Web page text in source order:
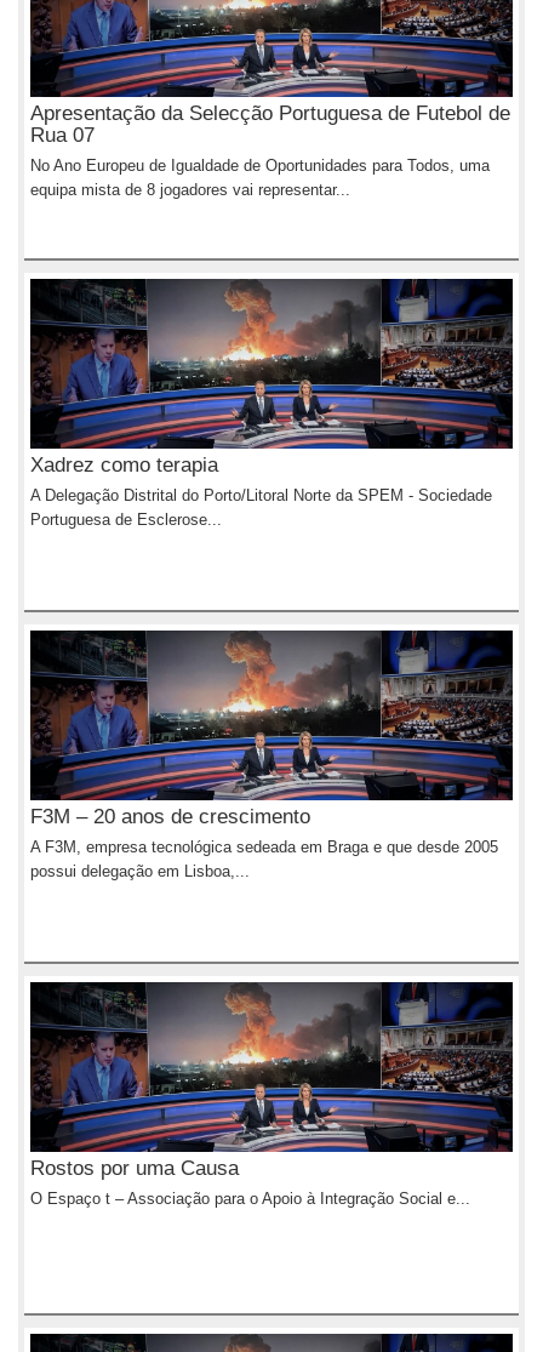
Apresentação da Selecção Portuguesa de Futebol de
Rua 07
No Ano Europeu de Igualdade de Oportunidades para Todos, uma
equipa mista de 8 jogadores vai representar...
Xadrez como terapia
A Delegação Distrital do Porto/Litoral Norte da SPEM - Sociedade
Portuguesa de Esclerose...
F3M – 20 anos de crescimento
A F3M, empresa tecnológica sedeada em Braga e que desde 2005
possui delegação em Lisboa,...
Rostos por uma Causa
O Espaço t – Associação para o Apoio à Integração Social e...